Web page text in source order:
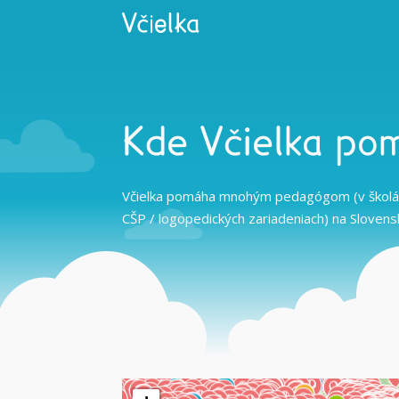
Kde Včielka
Včielka pomáha mnohým pedagógom (v
CŠP / logopedických zariadeniach) na
3
4
5